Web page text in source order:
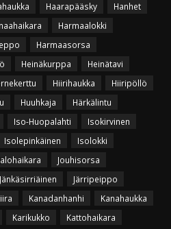
Haarapääsky
Hanhet
Harmaalokki
Harmaasorsa
Heinäkurppa
Heinätavi
Hiirihaukka
Hiiripöllö
Huuhkaja
Härkälintu
Iso-Huopalahti
Isokirvinen
Isolepinkäinen
Isolokki
Jouhisorsa
Jänkäsirriäinen
Järripeippo
Kanadanhanhi
Kanahaukka
Karikukko
Kattohaikara